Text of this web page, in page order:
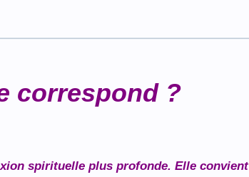
correspond ?
spirituelle plus profonde. Elle convient